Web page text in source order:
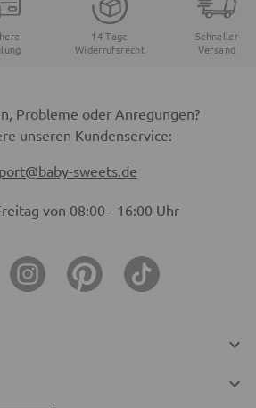
14 Tage
Widerrufsrecht
Schneller
Versand
Probleme oder Anregungen?
unseren Kundenservice:
sweets.de
von 08:00 - 16:00 Uhr